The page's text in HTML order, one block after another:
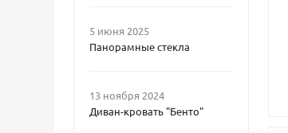
5 июня 2025
Панорамные стекла
13 ноября 2024
Диван-кровать "Бенто"